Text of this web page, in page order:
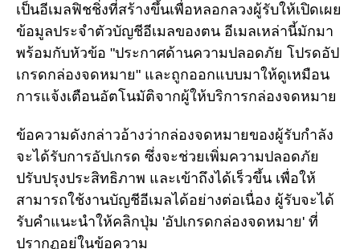
เป็นอีเมลฟิชชิ่งที่สร้างขึ้นเพื่อหลอกลวงผู้รับให้เปิดเผย
ข้อมูลประจำตัวบัญชีอีเมลของตน อีเมลเหล่านี้มักมา
พร้อมกับหัวข้อ "ประกาศด้านความปลอดภัย โปรดอัป
เกรดกล่องจดหมาย" และถูกออกแบบมาให้ดูเหมือน
การแจ้งเตือนอัตโนมัติจากผู้ให้บริการกล่องจดหมาย
ข้อความดังกล่าวอ้างว่ากล่องจดหมายของผู้รับกำลัง
จะได้รับการอัปเกรด ซึ่งจะช่วยเพิ่มความปลอดภัย
ปรับปรุงประสิทธิภาพ และเข้าถึงได้เร็วขึ้น เพื่อให้
สามารถใช้งานบัญชีอีเมลได้อย่างต่อเนื่อง ผู้รับจะได้
รับคำแนะนำให้คลิกปุ่ม 'อัปเกรดกล่องจดหมาย' ที่
ปรากฏอยู่ในข้อความ